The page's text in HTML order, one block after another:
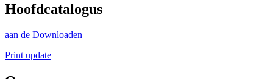
Hoofdcatalogus
aan de Downloaden
Print update